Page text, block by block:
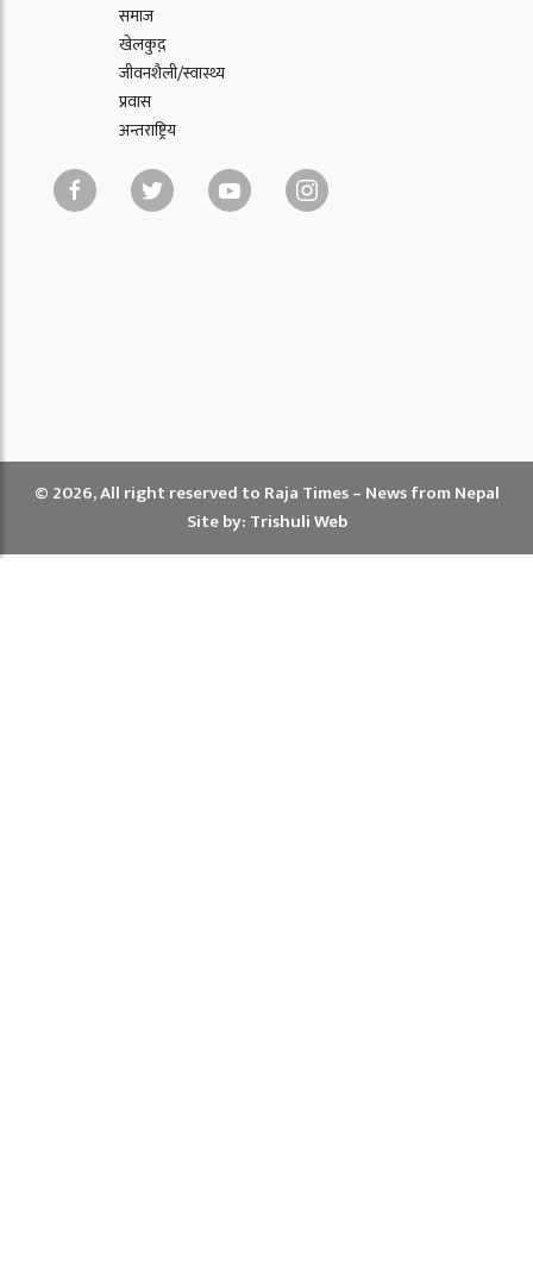
समाज
खेलकुद़़
जीवनशैली/स्वास्थ्य
प्रवास
अन्तराष्ट्रिय
© 2026, All right reserved to Raja Times – News from Nepal
Site by: Trishuli Web